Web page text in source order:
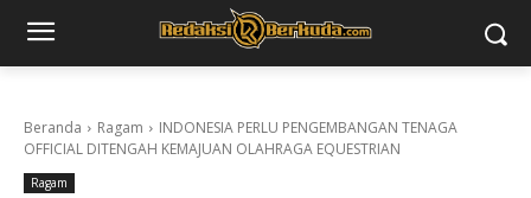
Beranda Ragam
INDONESIA PERLU PENGEMBANGAN TENAGA
OFFICIAL DITENGAH KEMAJUAN OLAHRAGA EQUESTRIAN
Ragam